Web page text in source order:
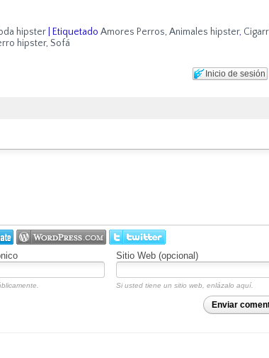
hipster| Etiquetado Amores Perros, Animales hipster,
hipster, Sofá
Inicio de sesión
Sitio Web (opcional)
Si usted tiene un sitio web, enlázalo aquí.
Enviar